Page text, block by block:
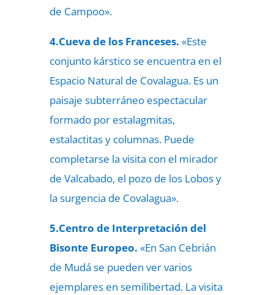
de Campoo».
4.Cueva de los Franceses. «Este
conjunto kárstico se encuentra en el
Espacio Natural de Covalagua. Es un
paisaje subterráneo espectacular
formado por estalagmitas,
estalactitas y columnas. Puede
completarse la visita con el mirador
de Valcabado, el pozo de los Lobos y
la surgencia de Covalagua».
5.Centro de Interpretación del
Bisonte Europeo. «En San Cebrián
de Mudá se pueden ver varios
ejemplares en semilibertad. La visita